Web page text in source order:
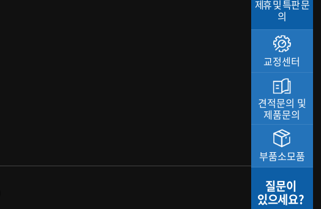
제휴 및 특판 문
의
교정센터
견적문의 및
제품문의
부품소모품
질문이
있으세요?